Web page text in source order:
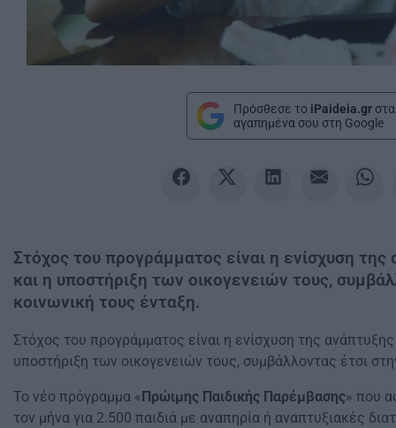
Πρόσθεσε το iPaideia.gr στα
αγαπημένα σου στη Google
Στόχος του προγράμματος είναι η ενίσχυση
και η υποστήριξη των οικογενειών τους,
κοινωνική τους ένταξη.
Στόχος του προγράμματος είναι η ενίσχυση της
υποστήριξη των οικογενειών τους, συμβάλλοντας έτσι
Το νέο πρόγραμμα «Πρώιμης Παιδικής Παρέμβασης» που
τον μήνα για 2.500 παιδιά με αναπηρία ή αναπτυξιακές